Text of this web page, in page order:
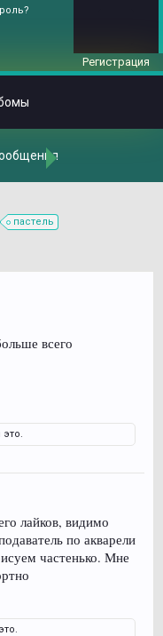
темы
пастель
всего
это.
лайков, видимо
по акварели
частенько. Мне
Регистрация